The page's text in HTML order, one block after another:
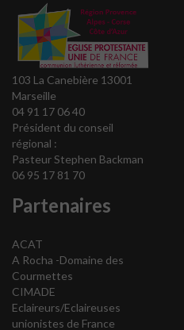
103 La Canebière 13001
Marseille
04 91 17 06 40
Président du conseil
régional :
Pasteur Stephen Backman
06 95 17 81 70
Partenaires
ACAT
A Rocha -Domaine des
Courmettes
CIMADE
Eclaireurs/Eclaireuses
unionistes de France